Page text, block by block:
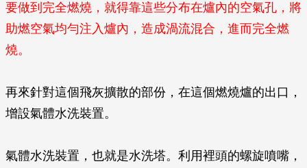
要做到完全燃燒，就得靠這些分布在爐內的空氣孔，將
助燃空氣均勻注入爐內，造成渦流混合，進而完全燃
燒。
再來針對這個飛灰擴散的部份，在這個燃燒爐的出口，
增設氣體水洗裝置。
氣體水洗裝置，也就是水洗塔。利用裡頭的螺旋噴嘴，